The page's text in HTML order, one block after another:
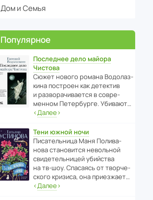
Дом и Семья
Популярное
Последнее дело майора
Чистова
Сюжет нового романа Водо­ла­з­
кина пост­роен как дете­ктив
и разво­ра­чи­ва­ется в совре­
менном Пете­р­бурге. Убивают…
‹Далее›
Тени южной ночи
Писа­тель­ница Маня Поли­ва­
нова стано­вится невольной
свиде­тель­ницей убийства
на тв-шоу. Спасаясь от твор­че­
с­кого кризиса, она приезжает…
‹Далее›